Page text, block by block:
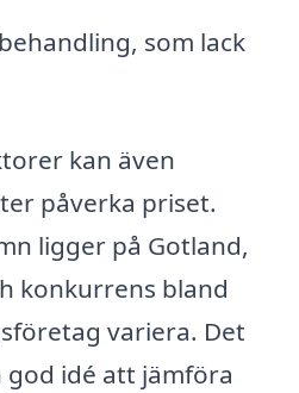
som lack
kan även
påverka priset.
ligger på Gotland,
konkurrens bland
variera. Det
idé att jämföra